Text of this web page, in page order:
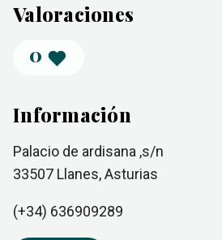
Valoraciones
0
Información
Palacio de ardisana ,s/n
33507 Llanes, Asturias
(+34) 636909289